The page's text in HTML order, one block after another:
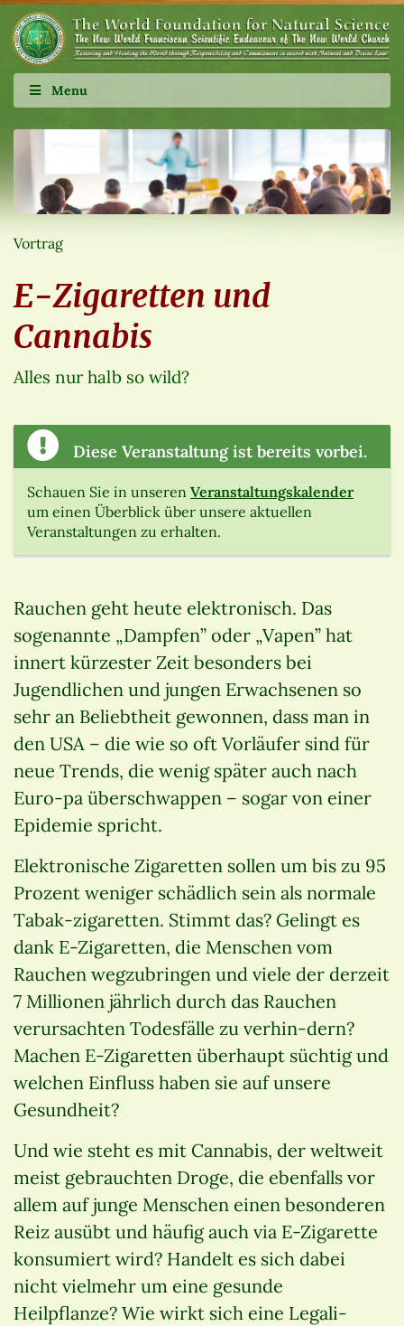
Menu
Vortrag
E-Zigaretten und
Cannabis
Alles nur halb so wild?
Diese Veranstaltung ist bereits vorbei.
Schauen Sie in unseren Veranstaltungskalender
um einen Überblick über unsere aktuellen
Veranstaltungen zu erhalten.
Rauchen geht heute elektronisch. Das
sogenannte „Dampfen” oder „Vapen” hat
innert kürzester Zeit besonders bei
Jugendlichen und jungen Erwachsenen so
sehr an Beliebtheit gewonnen, dass man in
den USA – die wie so oft Vorläufer sind für
neue Trends, die wenig später auch nach
Euro-pa überschwappen – sogar von einer
Epidemie spricht.
Elektronische Zigaretten sollen um bis zu 95
Prozent weniger schädlich sein als normale
Tabak-zigaretten. Stimmt das? Gelingt es
dank E-Zigaretten, die Menschen vom
Rauchen wegzubringen und viele der derzeit
7 Millionen jährlich durch das Rauchen
verursachten Todesfälle zu verhin-dern?
Machen E-Zigaretten überhaupt süchtig und
welchen Einfluss haben sie auf unsere
Gesundheit?
Und wie steht es mit Cannabis, der weltweit
meist gebrauchten Droge, die ebenfalls vor
allem auf junge Menschen einen besonderen
Reiz ausübt und häufig auch via E-Zigarette
konsumiert wird? Handelt es sich dabei
nicht vielmehr um eine gesunde
Heilpflanze? Wie wirkt sich eine Legali-